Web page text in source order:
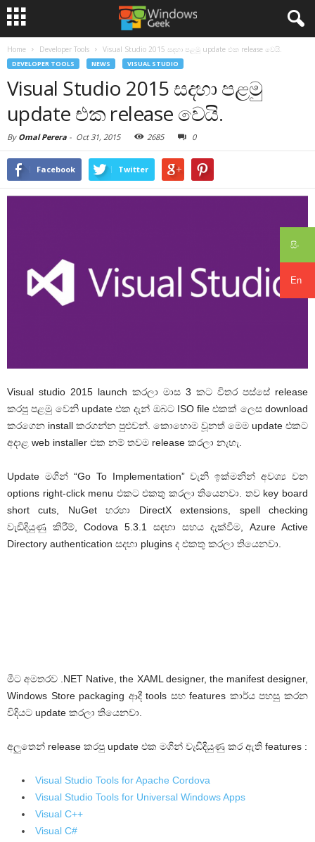
සිං
En
Home Developer Tools Visual Studio 2015 සදහා පළමු update එක release වෙයි.
DEVELOPER TOOLS NEWS VISUAL STUDIO
Visual Studio 2015 සදහා පළමු
update එක release වෙයි.
By Omal Perera - Oct 31, 2015 2685 0
Facebook Twitter
Visual studio 2015 launch කරලා මාස 3 කට විතර පස්සේ release
කරපු පළමු වෙනි update එක දැන් ඔබට ISO file එකක් ලෙස download
කරගෙන install කරගන්න පුළුවන්. කොහොම වූනත් මෙම update එකට
අදාළ web installer එක නම් තවම release කරලා නැහැ.
Update මගින් “Go To Implementation” වැනි ඉක්මනින් අවශ්‍ය වන
options right-click menu එකට එකතු කරලා තියෙනවා. තව key board
short cuts, NuGet හරහා DirectX extensions, spell checking
වැඩිදියුණු කිරීම්, Codova 5.3.1 සඳහා සහය දැක්වීම, Azure Active
Directory authentication සදහා plugins ද එකතු කරලා තියෙනවා.
මීට අමතරව .NET Native, the XAML designer, the manifest designer,
Windows Store packaging ආදී tools සහ features කාර්ය පහසු කරන
විදියට update කරලා තියෙනවා.
අලුතෙන් release කරපු update එක මගින් වැඩිදියුණු කර ඇති features :
Visual Studio Tools for Apache Cordova
Visual Studio Tools for Universal Windows Apps
Visual C++
Visual C#